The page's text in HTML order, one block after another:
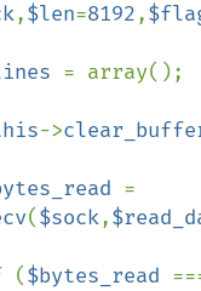
,$len=8192,
= array();
->
=
($sock,
if (
$bytes_read